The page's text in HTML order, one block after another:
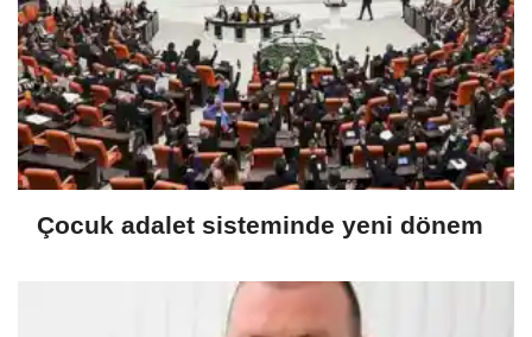
Çocuk adalet sisteminde yeni dönem